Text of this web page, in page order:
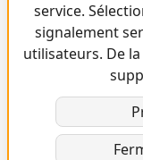
service.
signalement
utilisateurs. De